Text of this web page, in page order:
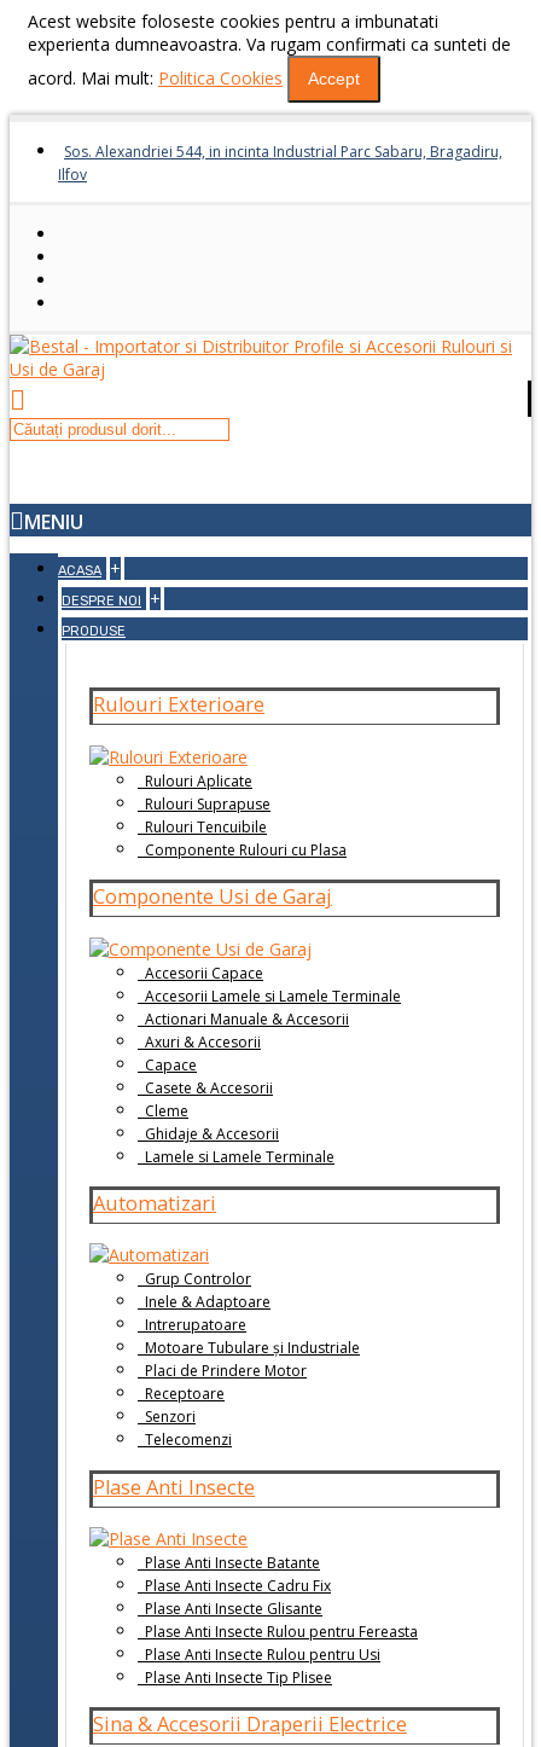
Acest website foloseste cookies pentru a imbunatati
experienta dumneavoastra. Va rugam confirmati ca sunteti de
acord. Mai mult: Politica Cookies Accept
Sos. Alexandriei 544, in incinta Industrial Parc Sabaru, Bragadiru,
Ilfov
MENIU
ACASA +
DESPRE NOI +
PRODUSE
Rulouri Exterioare
Rulouri Aplicate
Rulouri Suprapuse
Rulouri Tencuibile
Componente Rulouri cu Plasa
Componente Usi de Garaj
Accesorii Capace
Accesorii Lamele si Lamele Terminale
Actionari Manuale & Accesorii
Axuri & Accesorii
Capace
Casete & Accesorii
Cleme
Ghidaje & Accesorii
Lamele si Lamele Terminale
Automatizari
Grup Controlor
Inele & Adaptoare
Intrerupatoare
Motoare Tubulare și Industriale
Placi de Prindere Motor
Receptoare
Senzori
Telecomenzi
Plase Anti Insecte
Plase Anti Insecte Batante
Plase Anti Insecte Cadru Fix
Plase Anti Insecte Glisante
Plase Anti Insecte Rulou pentru Fereasta
Plase Anti Insecte Rulou pentru Usi
Plase Anti Insecte Tip Plisee
Sina & Accesorii Draperii Electrice